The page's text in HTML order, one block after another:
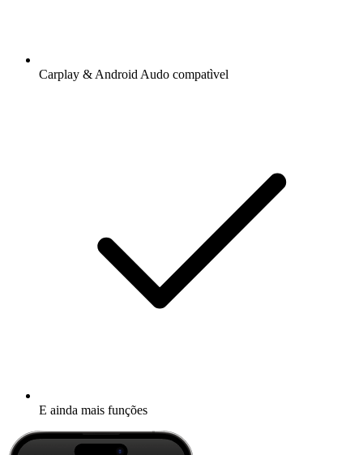
Carplay & Android Audo compatìvel
E ainda mais funções